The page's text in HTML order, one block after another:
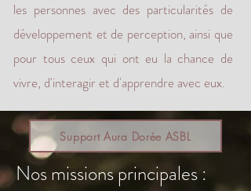
les personnes avec des particularités de
développement et de perception, ainsi que
pour tous ceux qui ont eu la chance de
vivre, d'interagir et d'apprendre avec eux.
Support Aura Dorée ASBL
Nos missions principales :